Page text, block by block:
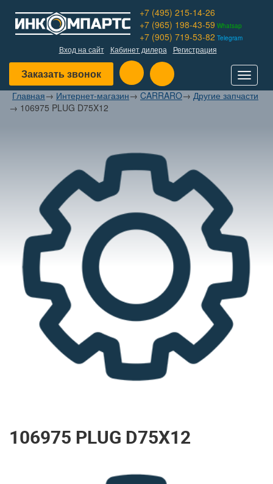
+7 (495) 215-14-26
+7 (965) 198-43-59 Whatsap
+7 (905) 719-53-82 Telegram
Вход на сайт Кабинет дилера Регистрация
Заказать звонок
Toggle
Главная→ Интернет-магазин→ CARRARO→ Другие запчасти
→ 106975 PLUG D75X12
106975 PLUG D75X12